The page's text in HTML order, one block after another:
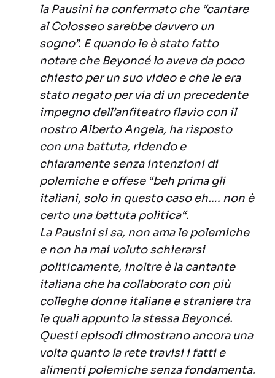
la Pausini ha confermato che “cantare
al Colosseo sarebbe davvero un
sogno”. E quando le è stato fatto
notare che Beyoncé lo aveva da poco
chiesto per un suo video e che le era
stato negato per via di un precedente
impegno dell’anfiteatro flavio con il
nostro Alberto Angela, ha risposto
con una battuta, ridendo e
chiaramente senza intenzioni di
polemiche e offese “beh prima gli
italiani, solo in questo caso eh…. non è
certo una battuta politica“.
La Pausini si sa, non ama le polemiche
e non ha mai voluto schierarsi
politicamente, inoltre è la cantante
italiana che ha collaborato con più
colleghe donne italiane e straniere tra
le quali appunto la stessa Beyoncé.
Questi episodi dimostrano ancora una
volta quanto la rete travisi i fatti e
alimenti polemiche senza fondamenta.